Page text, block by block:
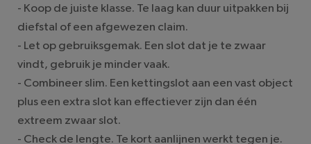
- Koop de juiste klasse. Te laag kan duur uitpakken bij
diefstal of een afgewezen claim.
- Let op gebruiksgemak. Een slot dat je te zwaar
vindt, gebruik je minder vaak.
- Combineer slim. Een kettingslot aan een vast object
plus een extra slot kan effectiever zijn dan één
extreem zwaar slot.
- Check de lengte. Te kort aanlijnen werkt tegen je.